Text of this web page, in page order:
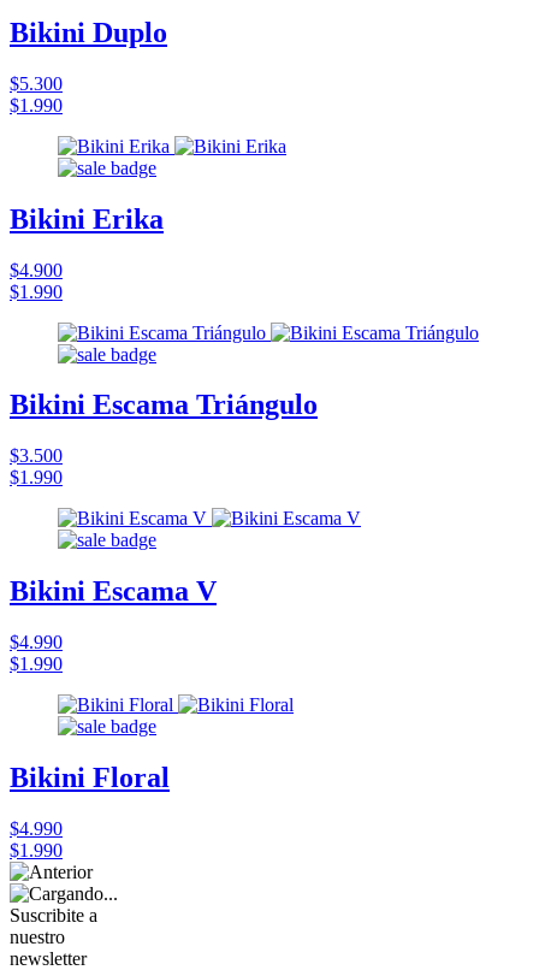
Bikini Duplo
$5.300
$1.990
Bikini Erika
$4.900
$1.990
Bikini Escama Triángulo
$3.500
$1.990
Bikini Escama V
$4.990
$1.990
Bikini Floral
$4.990
$1.990
Suscribite a
nuestro
newsletter